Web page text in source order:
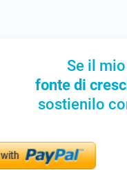
Se il
fonte di
sostienilo